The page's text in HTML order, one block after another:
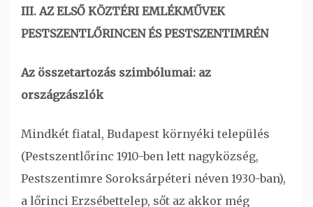
III. AZ ELSŐ KÖZTÉRI EMLÉKMŰVEK
PESTSZENTLŐRINCEN ÉS PESTSZENTIMRÉN
Az összetartozás szimbólumai: az
országzászlók
Mindkét fiatal, Budapest környéki település
(Pestszentlőrinc 1910-ben lett nagyközség,
Pestszentimre Soroksárpéteri néven 1930-ban),
a lőrinci Erzsébettelep, sőt az akkor még